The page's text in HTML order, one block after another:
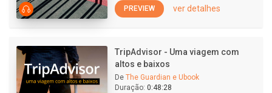
PREVIEW ver detalhes
TripAdvisor - Uma viagem com
altos e baixos
De The Guardian e Ubook
Duração: 0:48:28